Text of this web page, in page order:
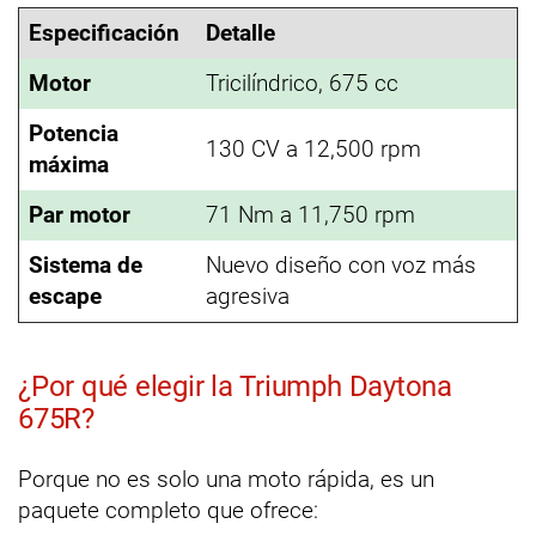
Especificación
Detalle
Motor
Tricilíndrico, 675 cc
Potencia
máxima
130 CV a 12,500 rpm
Par motor
71 Nm a 11,750 rpm
Sistema de
escape
Nuevo diseño con voz más
agresiva
¿Por qué elegir la Triumph Daytona
675R?
Porque no es solo una moto rápida, es un
paquete completo que ofrece: